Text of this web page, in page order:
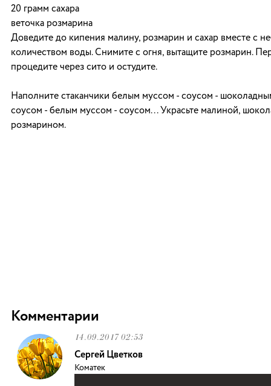
20 грамм сахара
веточка розмарина
Доведите до кипения малину, розмарин и сахар вместе с
количеством воды. Снимите с огня, вытащите розмарин.
процедите через сито и остудите.
Наполните стаканчики белым муссом - соусом -
соусом - белым муссом - соусом... Украсьте малиной,
розмарином.
Комментарии
14.09.2017 02:53
Сергей Цветков
Коматек